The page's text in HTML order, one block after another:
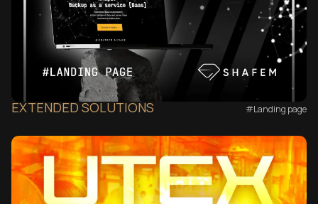
EXTENDED SOLUTIONS #Landing page